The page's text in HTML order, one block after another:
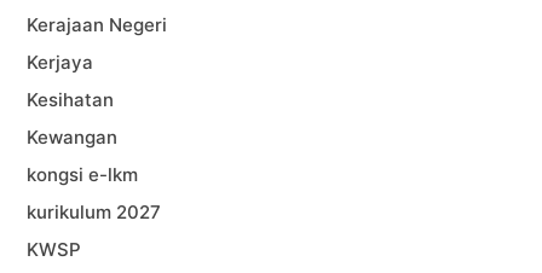
Kerajaan Negeri
Kerjaya
Kesihatan
Kewangan
kongsi e-lkm
kurikulum 2027
KWSP